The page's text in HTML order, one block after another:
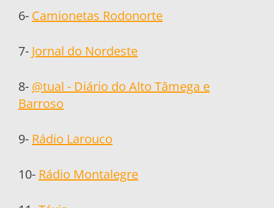
6- Camionetas Rodonorte
7- Jornal do Nordeste
8- @tual - Diário do Alto Tâmega e
Barroso
9- Rádio Larouco
10- Rádio Montalegre